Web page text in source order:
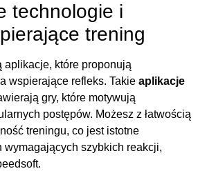
technologie i
trening
aplikacje, które proponują
wspierające refleks. Takie aplikacje
gry, które motywują
postępów. Możesz z łatwością
treningu, co jest istotne
wymagających szybkich reakcji,